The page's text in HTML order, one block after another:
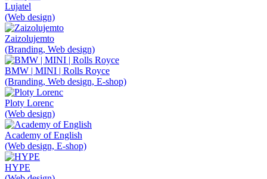
Lujatel
(Web design)
Zaizolujemto
(Branding, Web design)
BMW | MINI | Rolls Royce
(Branding, Web design, E-shop)
Ploty Lorenc
(Web design)
Academy of English
(Web design, E-shop)
HYPE